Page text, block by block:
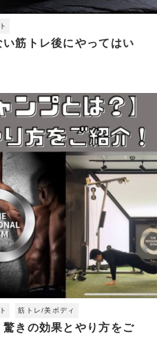
筋トレ後にやってはい
筋トレ/美ボディ
驚きの効果とやり方をご